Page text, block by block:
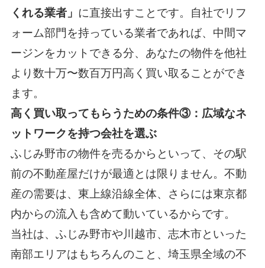
くれる業者」 に直接出すことです。自社でリフ
ォーム部門を持っている業者であれば、中間マ
ージンをカットできる分、あなたの物件を他社
より数十万〜数百万円高く買い取ることができ
ます。
高く買い取ってもらうための条件③：広域なネ
ットワークを持つ会社を選ぶ
ふじみ野市の物件を売るからといって、その駅
前の不動産屋だけが最適とは限りません。不動
産の需要は、東上線沿線全体、さらには東京都
内からの流入も含めて動いているからです。
当社は、ふじみ野市や川越市、志木市といった
南部エリアはもちろんのこと、埼玉県全域の不